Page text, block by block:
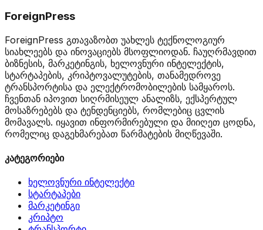
ForeignPress
ForeignPress გთავაზობთ უახლეს ტექნოლოგიურ
სიახლეებს და ინოვაციებს მსოფლიოდან. ჩაუღრმავდით
ბიზნესის, მარკეტინგის, ხელოვნური ინტელექტის,
სტარტაპების, კრიპტოვალუტების, თანამედროვე
ტრანსპორტისა და ელექტრომობილების სამყაროს.
ჩვენთან იპოვით სიღრმისეულ ანალიზს, ექსპერტულ
მოსაზრებებს და ტენდენციებს, რომლებიც ცვლის
მომავალს. იყავით ინფორმირებული და მიიღეთ ცოდნა,
რომელიც დაგეხმარებათ წარმატების მიღწევაში.
კატეგორიები
ხელოვნური ინტელექტი
სტარტაპები
მარკეტინგი
კრიპტო